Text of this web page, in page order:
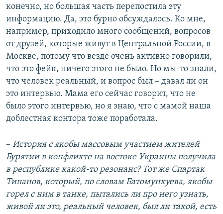
конечно, но большая часть перепостила эту
информацию. Да, это бурно обсуждалось. Ко мне,
например, приходило много сообщений, вопросов
от друзей, которые живут в Центральной России, в
Москве, потому что везде очень активно говорили,
что это фейк, ничего этого не было. Но мы-то знали,
что человек реальный, и вопрос был – давал ли он
это интервью. Мама его сейчас говорит, что не
было этого интервью, но я знаю, что с мамой наша
доблестная контора тоже поработала.
–​ История с якобы массовым участием жителей
Бурятии в конфликте на востоке Украины получила
в республике какой-то резонанс? Тот же Спартак
Типанов, который, по словам Батомункуева, якобы
горел с ним в танке, пытались ли про него узнать,
живой ли это, реальный человек, был ли такой, есть